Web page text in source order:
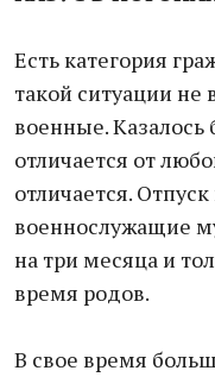
Есть категория
такой ситуации не
военные. Казалось
отличается от
отличается.
военнослужащие
на три месяца и
время родов.
В свое время